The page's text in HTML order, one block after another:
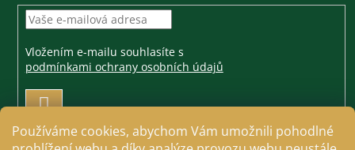
Používáme cookies, abychom Vám umožnili pohodlné
Vložením e-mailu souhlasíte s
podmínkami ochrany osobních údajů
PŘIHLÁSIT